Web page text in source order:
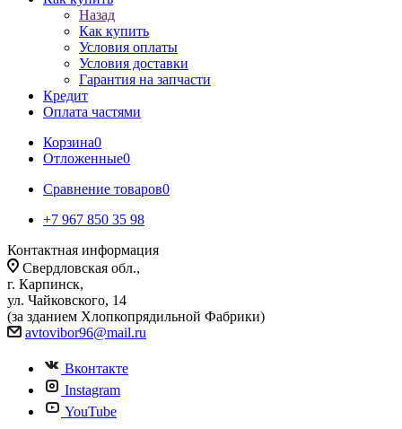
Назад
Как купить
Условия оплаты
Условия доставки
Гарантия на запчасти
Кредит
Оплата частями
Корзина0
Отложенные0
Сравнение товаров0
+7 967 850 35 98
Контактная информация
Свердловская обл.,
г. Карпинск,
ул. Чайковского, 14
(за зданием Хлопкопрядильной Фабрики)
avtovibor96@mail.ru
Вконтакте
Instagram
YouTube